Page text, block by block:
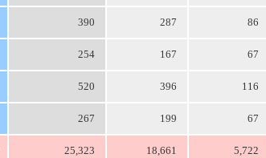
390 287 86
254 167 67
520 396 116
267 199 67
25,323 18,661 5,722